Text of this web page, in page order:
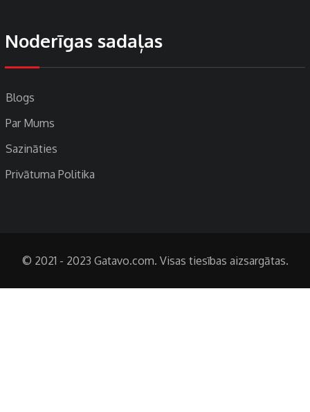
Noderīgas sadaļas
Blogs
Par Mums
Sazināties
Privātuma Politika
© 2021 - 2023 Gatavo.com. Visas tiesības aizsargātas.